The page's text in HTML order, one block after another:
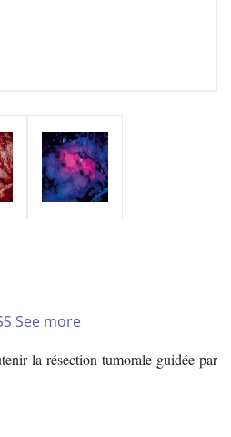
See more
la résection tumorale guidée par